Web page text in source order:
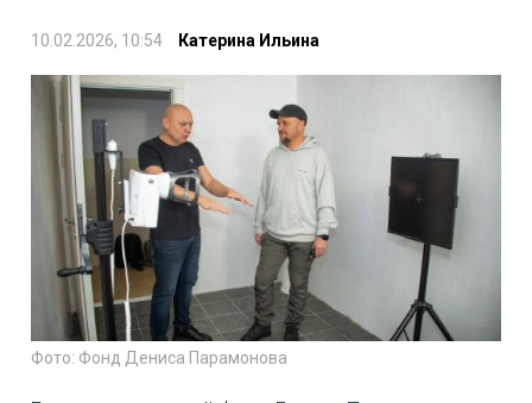
10.02.2026, 10:54 Катерина Ильина
Фото: Фонд Дениса Парамонова